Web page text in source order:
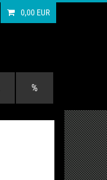
0,00 EUR
%